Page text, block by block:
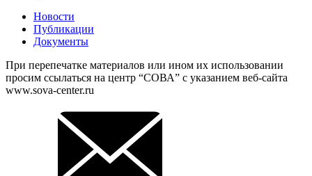
Новости
Публикации
Документы
При перепечатке материалов или ином их использовании
просим ссылаться на центр “СОВА” с указанием веб-сайта
www.sova-center.ru